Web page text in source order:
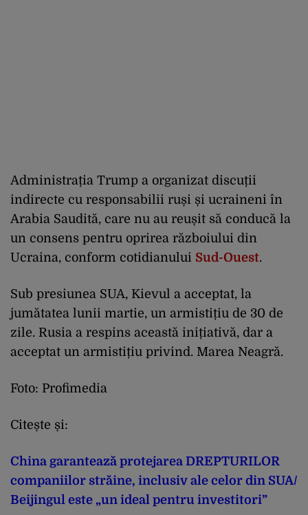
Administrația Trump a organizat discuții
indirecte cu responsabilii ruși și ucraineni în
Arabia Saudită, care nu au reușit să conducă la
un consens pentru oprirea războiului din
Ucraina, conform cotidianului Sud-Ouest.
Sub presiunea SUA, Kievul a acceptat, la
jumătatea lunii martie, un armistițiu de 30 de
zile. Rusia a respins această inițiativă, dar a
acceptat un armistițiu privind. Marea Neagră.
Foto: Profimedia
Citește și:
China garantează protejarea DREPTURILOR
companiilor străine, inclusiv ale celor din SUA/
Beijingul este „un ideal pentru investitori”